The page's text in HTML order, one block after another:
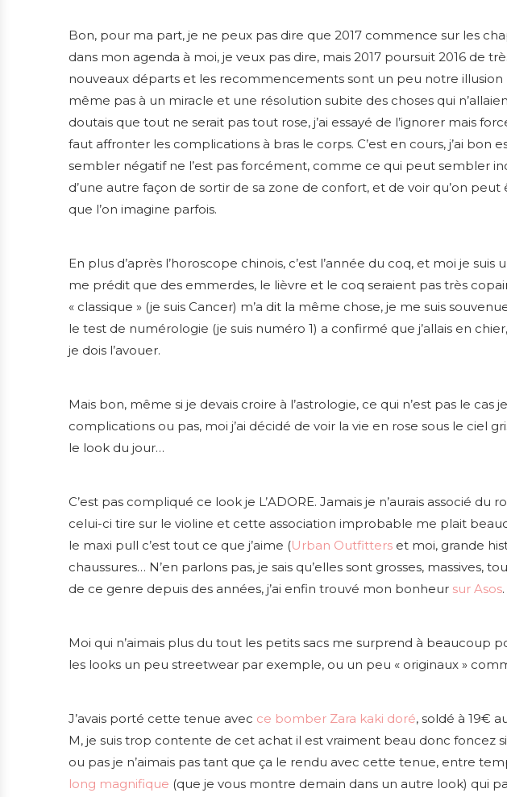
Bon, pour ma part, je ne peux pas dire que 2017 commence sur les
dans mon agenda à moi, je veux pas dire, mais 2017 poursuit 2016 de
nouveaux départs et les recommencements sont un peu notre illusion
même pas à un miracle et une résolution subite des choses qui
doutais que tout ne serait pas tout rose, j’ai essayé de l’ignorer mais
faut affronter les complications à bras le corps. C’est en cours, j’ai bon
sembler négatif ne l’est pas forcément, comme ce qui peut sembler
d’une autre façon de sortir de sa zone de confort, et de voir qu’on
que l’on imagine parfois.
En plus d’après l’horoscope chinois, c’est l’année du coq, et moi je suis
me prédit que des emmerdes, le lièvre et le coq seraient pas très
« classique » (je suis Cancer) m’a dit la même chose, je me suis
le test de numérologie (je suis numéro 1) a confirmé que j’allais en
je dois l’avouer.
Mais bon, même si je devais croire à l’astrologie, ce qui n’est pas le cas
complications ou pas, moi j’ai décidé de voir la vie en rose sous le ciel
le look du jour…
C’est pas compliqué ce look je L’ADORE. Jamais je n’aurais associé
celui-ci tire sur le violine et cette association improbable me plait
le maxi pull c’est tout ce que j’aime (Urban Outfitters et moi, grande
chaussures… N’en parlons pas, je sais qu’elles sont grosses, massives,
de ce genre depuis des années, j’ai enfin trouvé mon bonheur sur Asos.
Moi qui n’aimais plus du tout les petits sacs me surprend à beaucoup
les looks un peu streetwear par exemple, ou un peu « originaux »
J’avais porté cette tenue avec ce bomber Zara kaki doré, soldé à 19€
M, je suis trop contente de cet achat il est vraiment beau donc foncez
ou pas je n’aimais pas tant que ça le rendu avec cette tenue, entre
long magnifique (que je vous montre demain dans un autre look) qui